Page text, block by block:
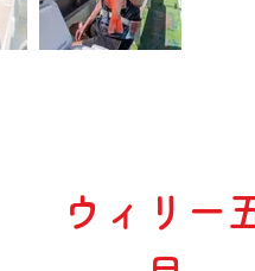
ウィリー